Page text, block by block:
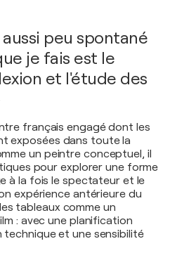
peu spontané
je fais est le
et l'étude des
français engagé dont les
exposées dans toute la
un peintre conceptuel, il
pour explorer une forme
à la fois le spectateur et le
expérience antérieure du
tableaux comme un
: avec une planification
technique et une sensibilité